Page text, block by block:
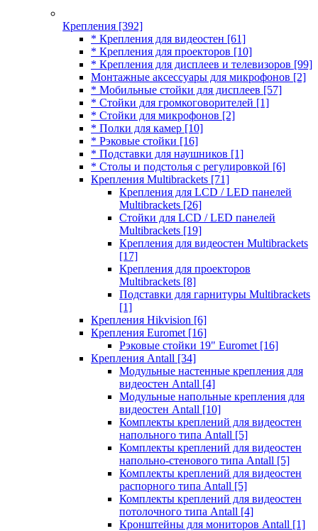
Крепления [392]
* Крепления для видеостен [61]
* Крепления для проекторов [10]
* Крепления для дисплеев и телевизоров [99]
Монтажные аксессуары для микрофонов [2]
* Мобильные стойки для дисплеев [57]
* Стойки для громкоговорителей [1]
* Стойки для микрофонов [2]
* Полки для камер [10]
* Рэковые стойки [16]
* Подставки для наушников [1]
* Столы и подстолья с регулировкой [6]
Крепления Multibrackets [71]
Крепления для LCD / LED панелей
Multibrackets [26]
Стойки для LCD / LED панелей
Multibrackets [19]
Крепления для видеостен Multibrackets
[17]
Крепления для проекторов
Multibrackets [8]
Подставки для гарнитуры Multibrackets
[1]
Крепления Hikvision [6]
Крепления Euromet [16]
Рэковые стойки 19" Euromet [16]
Крепления Antall [34]
Модульные настенные крепления для
видеостен Antall [4]
Модульные напольные крепления для
видеостен Antall [10]
Комплекты креплений для видеостен
напольного типа Antall [5]
Комплекты креплений для видеостен
напольно-стенового типа Antall [5]
Комплекты креплений для видеостен
распорного типа Antall [5]
Комплекты креплений для видеостен
потолочного типа Antall [4]
Кронштейны для мониторов Antall [1]